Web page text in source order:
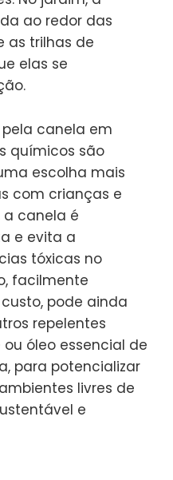
ao redor das
as trilhas de
elas se
canela em
químicos são
escolha mais
com crianças e
canela é
e evita a
tóxicas no
facilmente
pode ainda
repelentes
óleo essencial de
para potencializar
livres de
e